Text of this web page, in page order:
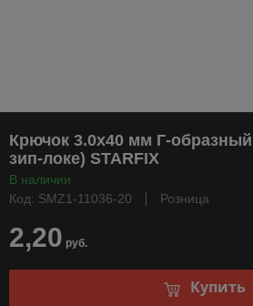
Крючок 3.0х40 мм Г-
зип-локе) STARFIX
В наличии
Код: SMZ1-11036-20
Розница
2,20 руб.
Купить